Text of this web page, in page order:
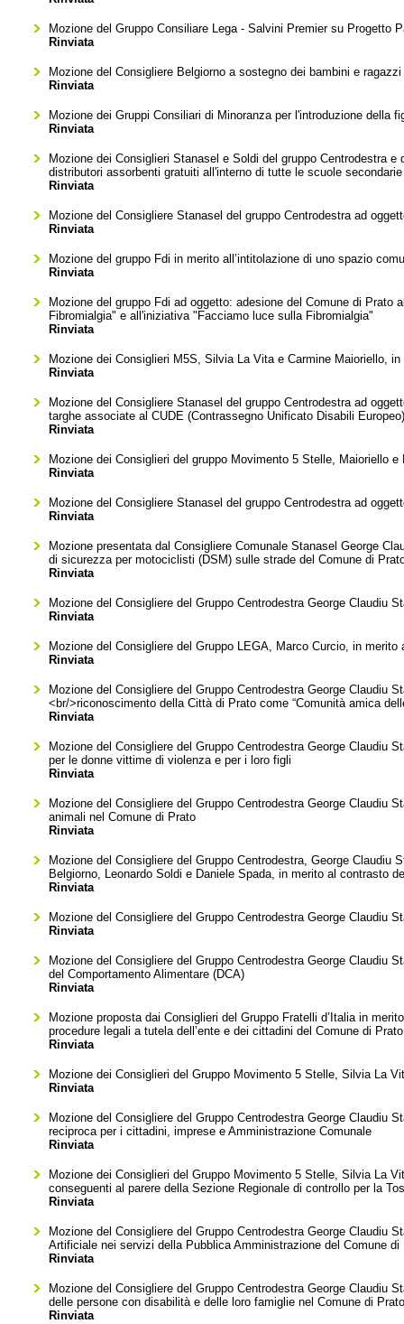
Mozione del Gruppo Consiliare Lega - Salvini Premier su Progetto
Rinviata
Mozione del Consigliere Belgiorno a sostegno dei bambini e
Rinviata
Mozione dei Gruppi Consiliari di Minoranza per l'introduzione della
Rinviata
Mozione dei Consiglieri Stanasel e Soldi del gruppo Centrodestra
distributori assorbenti gratuiti all'interno di tutte le scuole
Rinviata
Mozione del Consigliere Stanasel del gruppo Centrodestra ad
Rinviata
Mozione del gruppo Fdi in merito all’intitolazione di uno spazio
Rinviata
Mozione del gruppo Fdi ad oggetto: adesione del Comune di
Fibromialgia" e all'iniziativa "Facciamo luce sulla Fibromialgia"
Rinviata
Mozione dei Consiglieri M5S, Silvia La Vita e Carmine Maioriello,
Rinviata
Mozione del Consigliere Stanasel del gruppo Centrodestra ad
targhe associate al CUDE (Contrassegno Unificato Disabili
Rinviata
Mozione dei Consiglieri del gruppo Movimento 5 Stelle, Maioriello
Rinviata
Mozione del Consigliere Stanasel del gruppo Centrodestra ad
Rinviata
Mozione presentata dal Consigliere Comunale Stanasel George
di sicurezza per motociclisti (DSM) sulle strade del Comune di
Rinviata
Mozione del Consigliere del Gruppo Centrodestra George Claudiu
Rinviata
Mozione del Consigliere del Gruppo LEGA, Marco Curcio, in
Rinviata
Mozione del Consigliere del Gruppo Centrodestra George Claudiu
<br/>riconoscimento della Città di Prato come “Comunità amica
Rinviata
Mozione del Consigliere del Gruppo Centrodestra George Claudiu
per le donne vittime di violenza e per i loro figli
Rinviata
Mozione del Consigliere del Gruppo Centrodestra George Claudiu
animali nel Comune di Prato
Rinviata
Mozione del Consigliere del Gruppo Centrodestra, George Claudiu
Belgiorno, Leonardo Soldi e Daniele Spada, in merito al contrasto
Rinviata
Mozione del Consigliere del Gruppo Centrodestra George Claudiu
Rinviata
Mozione del Consigliere del Gruppo Centrodestra George Claudiu
del Comportamento Alimentare (DCA)
Rinviata
Mozione proposta dai Consiglieri del Gruppo Fratelli d’Italia in
procedure legali a tutela dell’ente e dei cittadini del Comune di Prato
Rinviata
Mozione dei Consiglieri del Gruppo Movimento 5 Stelle, Silvia La
Rinviata
Mozione del Consigliere del Gruppo Centrodestra George Claudiu
reciproca per i cittadini, imprese e Amministrazione Comunale
Rinviata
Mozione dei Consiglieri del Gruppo Movimento 5 Stelle, Silvia La
conseguenti al parere della Sezione Regionale di controllo per la
Rinviata
Mozione del Consigliere del Gruppo Centrodestra George Claudiu
Artificiale nei servizi della Pubblica Amministrazione del Comune di
Rinviata
Mozione del Consigliere del Gruppo Centrodestra George Claudiu
delle persone con disabilità e delle loro famiglie nel Comune di
Rinviata